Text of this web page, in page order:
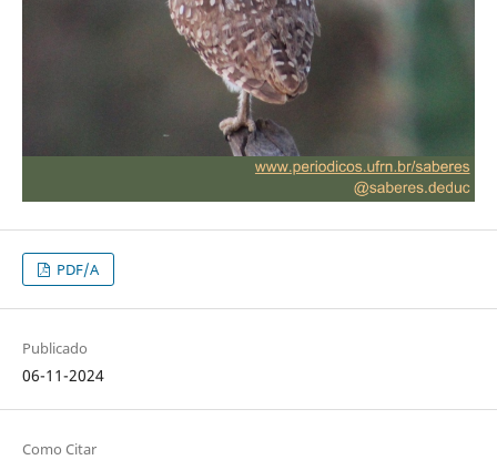
PDF/A
Publicado
06-11-2024
Como Citar